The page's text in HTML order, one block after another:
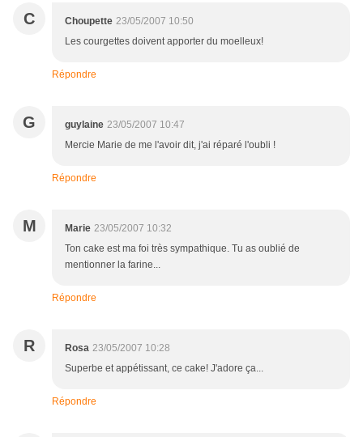
C Choupette 23/05/2007 10:50
Les courgettes doivent apporter du moelleux!
Répondre
G guylaine 23/05/2007 10:47
Mercie Marie de me l'avoir dit, j'ai réparé l'oubli !
Répondre
M Marie 23/05/2007 10:32
Ton cake est ma foi très sympathique. Tu as oublié de
mentionner la farine...
Répondre
R Rosa 23/05/2007 10:28
Superbe et appétissant, ce cake! J'adore ça...
Répondre